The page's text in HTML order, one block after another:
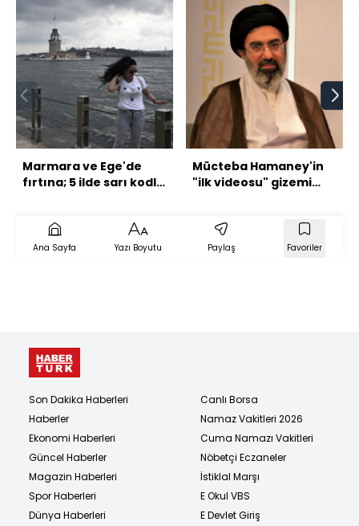
Marmara ve Ege'de
fırtına; 5 ilde sarı kodlu
Mücteba Hamaney'in
"ilk videosu" gizemi
Ana Sayfa Yazı Boyutu Paylaş Favoriler
Son Dakika Haberleri
Haberler
Ekonomi Haberleri
Güncel Haberler
Magazin Haberleri
Spor Haberleri
Dünya Haberleri
Canlı Borsa
Namaz Vakitleri 2026
Cuma Namazı Vakitleri
Nöbetçi Eczaneler
İstiklal Marşı
E Okul VBS
E Devlet Giriş